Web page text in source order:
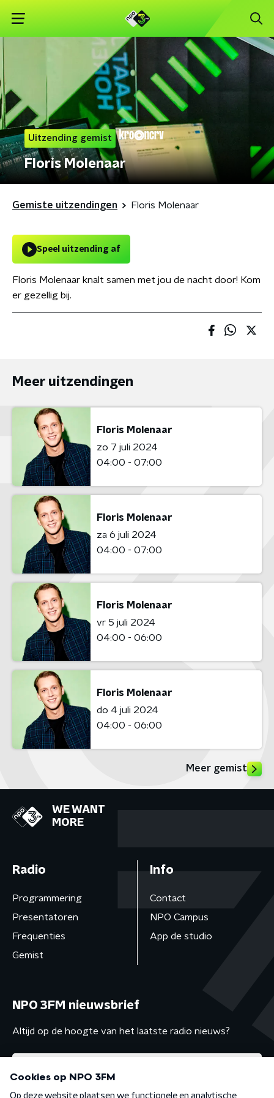
Uitzending gemist
Floris Molenaar
Gemiste uitzendingen Floris Molenaar
Speel uitzending af
Floris Molenaar knalt samen met jou de nacht door! Kom
er gezellig bij.
Meer uitzendingen
Floris Molenaar
zo 7 juli 2024
04:00 - 07:00
Floris Molenaar
za 6 juli 2024
04:00 - 07:00
Floris Molenaar
vr 5 juli 2024
04:00 - 06:00
Floris Molenaar
do 4 juli 2024
04:00 - 06:00
Meer gemist
WE WANT
MORE
Radio
Programmering
Presentatoren
Frequenties
Gemist
Info
Contact
NPO Campus
App de studio
NPO 3FM nieuwsbrief
Altijd op de hoogte van het laatste radio nieuws?